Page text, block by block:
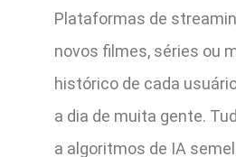
Plataformas de
novos filmes, séries ou
histórico de cada
a dia de muita gente.
a algoritmos de IA